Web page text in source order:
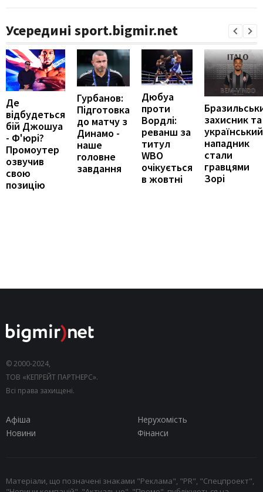
Усередині sport.bigmir.net
Де
відбудеться
бій Джошуа
- Ф'юрі?
Промоутер
озвучив
свою
позицію
Гурбанов:
Підготовка
до матчу з
Динамо -
наше
головне
завдання
Дюбуа
проти
Вордлі:
реванш за
титул
WBO
очікується
в жовтні
захисник та
український
нападник
стали
гравцями
Зорі
© 2000-2024,
ТОВ «КЕПРЕЙТ ПАРТНЕРС».
Всі права захищені.
Афіша
Нерухомість
Новини
Фінанси
Матеріали, що позначені знаками "Реклама", "PR", "Спецпроект",